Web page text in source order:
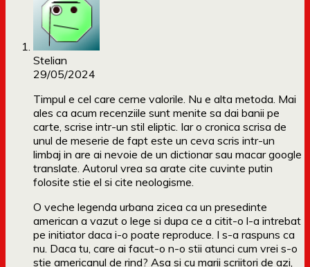
Stelian
29/05/2024
Timpul e cel care cerne valorile. Nu e alta metoda. Mai
ales ca acum recenziile sunt menite sa dai banii pe
carte, scrise intr-un stil eliptic. Iar o cronica scrisa de
unul de meserie de fapt este un ceva scris intr-un
limbaj in are ai nevoie de un dictionar sau macar google
translate. Autorul vrea sa arate cite cuvinte putin
folosite stie el si cite neologisme.
O veche legenda urbana zicea ca un presedinte
american a vazut o lege si dupa ce a citit-o l-a intrebat
pe initiator daca i-o poate reproduce. I s-a raspuns ca
nu. Daca tu, care ai facut-o n-o stii atunci cum vrei s-o
stie americanul de rind? Asa si cu marii scriitori de azi,